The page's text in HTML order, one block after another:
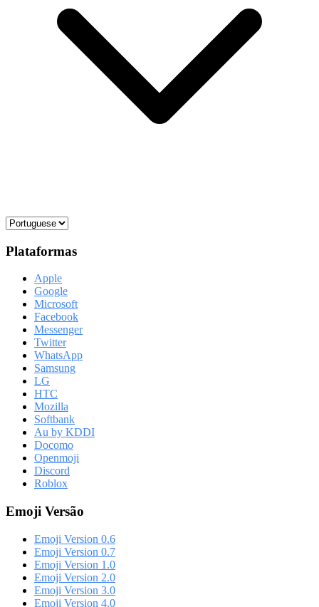
Plataformas
Apple
Google
Microsoft
Facebook
Messenger
Twitter
WhatsApp
Samsung
LG
HTC
Mozilla
Softbank
Au by KDDI
Docomo
Openmoji
Discord
Roblox
Emoji Versão
Emoji Version 0.6
Emoji Version 0.7
Emoji Version 1.0
Emoji Version 2.0
Emoji Version 3.0
Emoji Version 4.0